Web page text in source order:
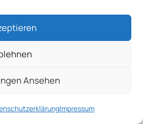
Ansehen
Impressum
mit Kommunen
stellen wir sicher, dass
Laub, Müll und anderen
moderne Techniken